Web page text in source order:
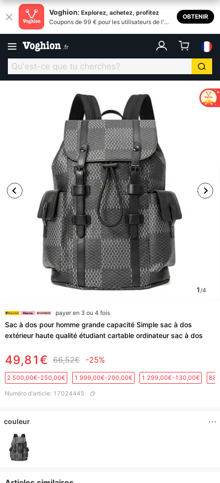
Voghion: Explorez, achetez, profitez
Coupons de 99 € pour les utilisateurs de l'ap
OBTENIR
.fr
1/4
payer en 3 ou 4 fois
Sac à dos pour homme grande capacité Simple sac à dos
extérieur haute qualité étudiant cartable ordinateur sac à dos
49,81€ 66,52€ -25%
2 500,00€-250,00€ 1 999,00€-200,00€ 1 299,00€-130,00€
Numéro d'article: 17024445
couleur